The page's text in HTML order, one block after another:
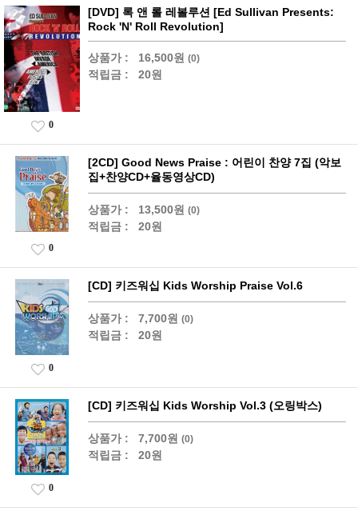
[DVD] 록 앤 롤 레볼루션 [Ed Sullivan Presents:
Rock 'N' Roll Revolution]
상품가 : 16,500원 (0)
적립금 : 20원
0
[2CD] Good News Praise : 어린이 찬양 7집 (악보
집+찬양CD+율동영상CD)
상품가 : 13,500원 (0)
적립금 : 20원
0
[CD] 키즈워십 Kids Worship Praise Vol.6
상품가 : 7,700원 (0)
적립금 : 20원
0
[CD] 키즈워십 Kids Worship Vol.3 (오링박스)
상품가 : 7,700원 (0)
적립금 : 20원
0